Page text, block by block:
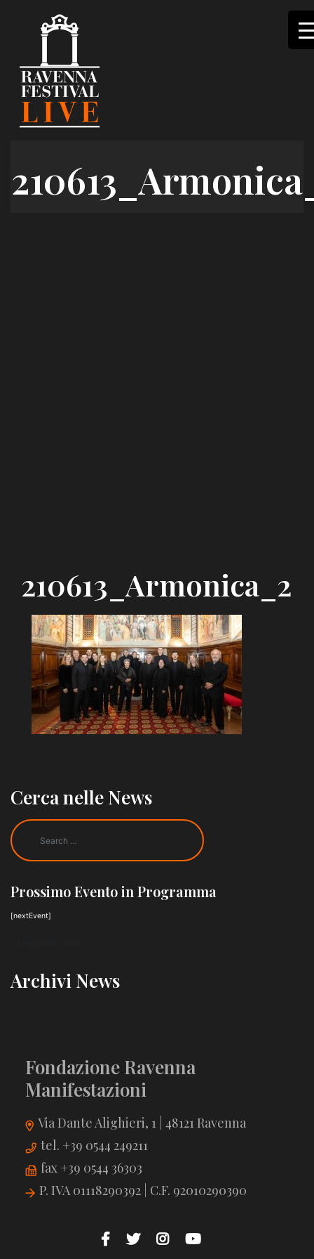
210613_Armonica_2
Cerca nelle News
Prossimo Evento in Programma
[nextEvent]
Archivi News
Fondazione Ravenna
Manifestazioni
Via Dante Alighieri, 1 | 48121 Ravenna
tel. +39 0544 249211
fax +39 0544 36303
P. IVA 01118290392 | C.F. 92010290390